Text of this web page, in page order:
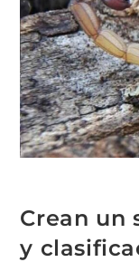
Crean un
y